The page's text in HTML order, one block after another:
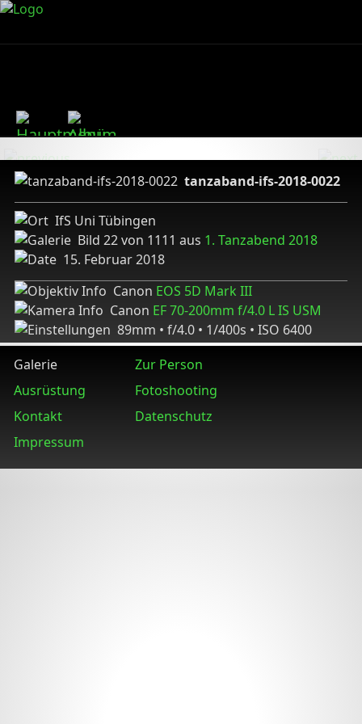
tanzaband-ifs-2018-0022
IfS Uni Tübingen
Bild 22 von 1111 aus 1. Tanzabend 2018
15. Februar 2018
Canon EOS 5D Mark III
Canon EF 70-200mm f/4.0 L IS USM
89mm • f/4.0 • 1/400s • ISO 6400
Galerie
Zur Person
Ausrüstung
Fotoshooting
Kontakt
Datenschutz
Impressum